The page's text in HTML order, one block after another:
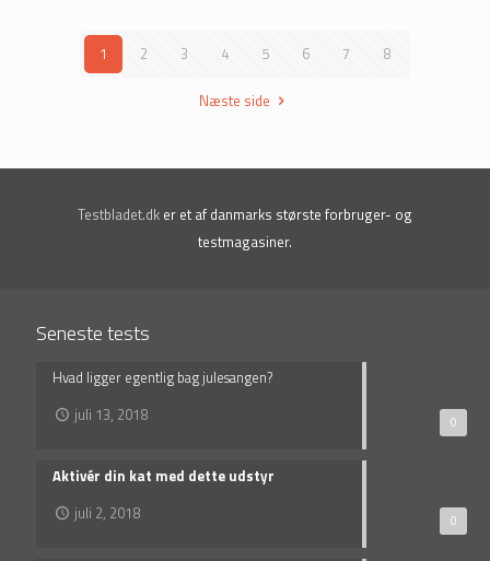
1 2 3 4 5 6 7 8
Næste side
Testbladet.dk er et af danmarks største forbruger- og
testmagasiner.
Seneste tests
0
Hvad ligger egentlig bag julesangen?
juli 13, 2018
0
Aktivér din kat med dette udstyr
juli 2, 2018